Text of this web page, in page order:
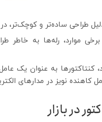
طراحی ساده‌تر و کوچک‌تر،
موارد، رله‌ها به خاطر
کنتاکتورها به عنوان یک
کاهنده نویز در مدارهای
در بازار